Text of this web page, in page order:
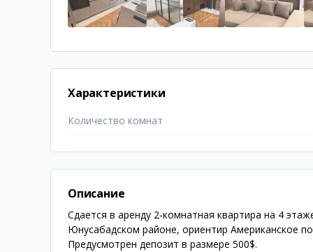
Характеристики
Количество комнат
Описание
Сдается в аренду 2-комнатная квартира на 4
Юнусабадском районе, ориентир Американское
Предусмотрен депозит в размере 500$.